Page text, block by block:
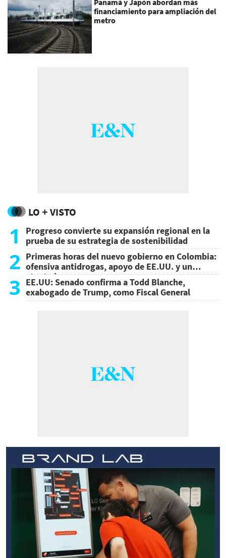
financiamiento para ampliación del
metro
LO + VISTO
1
Progreso convierte su expansión regional en la
prueba de su estrategia de sostenibilidad
2 Primeras horas del nuevo gobierno en Colombia:
ofensiva antidrogas, apoyo de EE.UU. y un
atentado
3 EE.UU: Senado confirma a Todd Blanche,
exabogado de Trump, como Fiscal General